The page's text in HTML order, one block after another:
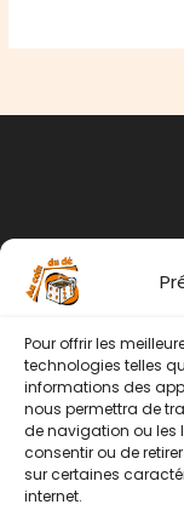
Pour offrir les
technologies telles
informations des
nous permettra de
de navigation ou les
consentir ou de
sur certaines
internet.